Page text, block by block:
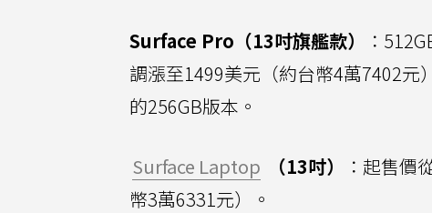
Surface Pro（13吋旗艦款）
：
調漲至1499美元（約台幣4萬7402元
的256GB版本。
Surface Laptop （13吋）
：起售價
幣3萬6331元）。